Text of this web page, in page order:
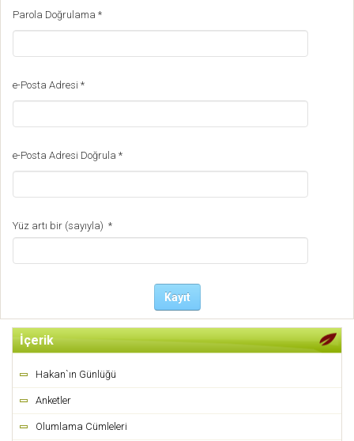
Parola Doğrulama *
e-Posta Adresi *
e-Posta Adresi Doğrula *
Yüz artı bir (sayıyla) *
Kayıt
İçerik
Hakan`ın Günlüğü
Anketler
Olumlama Cümleleri